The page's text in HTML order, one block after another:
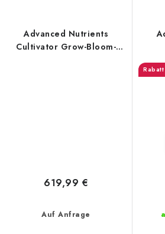
Advanced Nutrients
Cultivator Grow-Bloom-
Auf Anfrage
619,99 €